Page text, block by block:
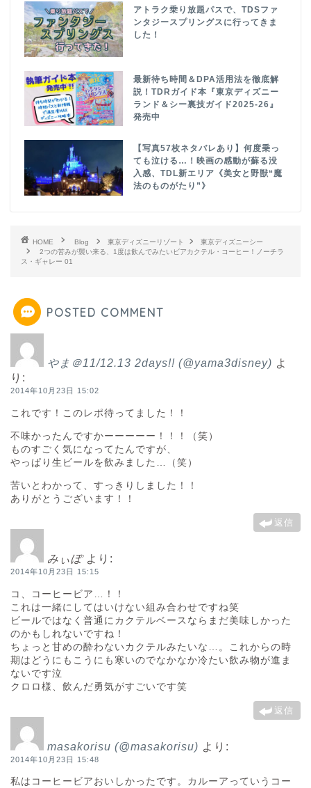
アトラク乗り放題パスで、TDSファ
ンタジースプリングスに行ってきま
した！
最新待ち時間＆DPA活用法を徹底解
説！TDRガイド本『東京ディズニー
ランド＆シー裏技ガイド2025-26』
発売中
【写真57枚ネタバレあり】何度乗っ
ても泣ける…！映画の感動が蘇る没
入感、TDL新エリア《美女と野獣“魔
法のものがたり”》
HOME Blog 東京ディズニーリゾート
東京ディズニーシー
2つの苦みが襲い来る、1度は飲んでみたいビアカクテル・コーヒー！ノーチラ
ス・ギャレー 01
POSTED COMMENT
やま＠11/12.13 2days!! (@yama3disney) よ
り:
2014年10月23日 15:02
これです！このレポ待ってました！！
不味かったんですかーーーーー！！！（笑）
ものすごく気になってたんですが、
やっぱり生ビールを飲みました…（笑）
苦いとわかって、すっきりしました！！
ありがとうございます！！
返信
みぃぽ より:
2014年10月23日 15:15
コ、コーヒービア…！！
これは一緒にしてはいけない組み合わせですね笑
ビールではなく普通にカクテルベースならまだ美味しかった
のかもしれないですね！
ちょっと甘めの酔わないカクテルみたいな…。これからの時
期はどうにもこうにも寒いのでなかなか冷たい飲み物が進ま
ないです泣
クロロ様、飲んだ勇気がすごいです笑
返信
masakorisu (@masakorisu) より:
2014年10月23日 15:48
私はコーヒービアおいしかったです。カルーアっていうコー